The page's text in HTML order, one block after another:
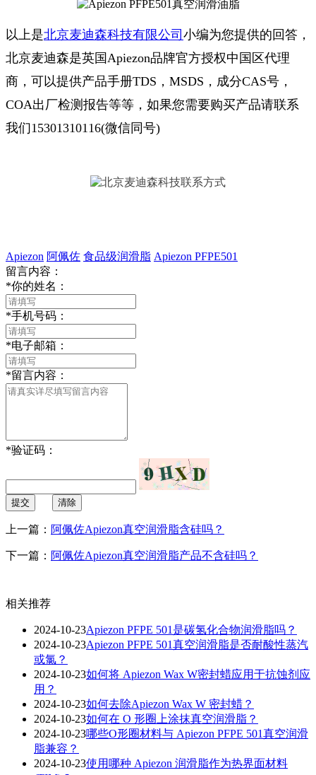
以上是北京麦迪森科技有限公司 小编为您提供的回答，
北京麦迪森是英国Apiezon品牌官方授权中国区代理
商，可以提供产品手册TDS，MSDS，成分CAS号，
COA出厂检测报告等等，如果您需要购买产品请联系
我们15301310116(微信同号)
Apiezon 阿佩佐 食品级润滑脂 Apiezon PFPE501
留言内容：
*你的姓名：
*手机号码：
*电子邮箱：
*留言内容：
*验证码：
提交 清除
上一篇： 阿佩佐Apiezon真空润滑脂含硅吗？
下一篇： 阿佩佐Apiezon真空润滑脂产品不含硅吗？
相关推荐
2024-10-23Apiezon PFPE 501是碳氢化合物润滑脂吗？
2024-10-23Apiezon PFPE 501真空润滑脂是否耐酸性蒸汽
或氯？
2024-10-23如何将 Apiezon Wax W密封蜡应用于抗蚀剂应
用？
2024-10-23如何去除Apiezon Wax W 密封蜡？
2024-10-23如何在 O 形圈上涂抹真空润滑脂？
2024-10-23哪些O形圈材料与 Apiezon PFPE 501真空润滑
脂兼容？
2024-10-23使用哪种 Apiezon 润滑脂作为热界面材料